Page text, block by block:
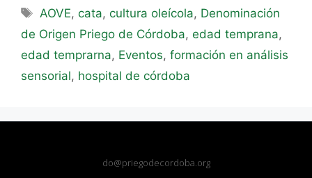
AOVE,cata,cultura oleícola, Denominación
de Origen Priego de Córdoba, edad temprana,
edad temprarna, Eventos, formación en análisis
sensorial, hospital de córdoba
do@priegodecordoba.org